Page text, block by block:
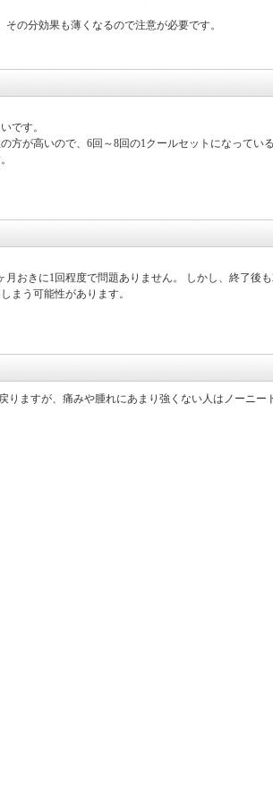
の分効果も薄くなるので注意が必要です。
です。
方が高いので、6回～8回の1クールセットになってい
おきに1回程度で問題ありません。 しかし、終了後も
まう可能性があります。
りますが、痛みや腫れにあまり強くない人はノーニー